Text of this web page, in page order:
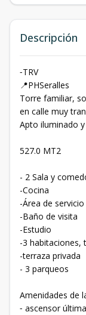
Descripción
⁃TRV
📍PHSeralles
Torre familiar,
en calle muy
Apto iluminado
527.0 MT2
- 2 Sala y
-Cocina
-Área de servicio
-Baño de visita
-Estudio
-3 habitaciones,
-terraza privada
- 3 parqueos
Amenidades de
⁃ ascensor